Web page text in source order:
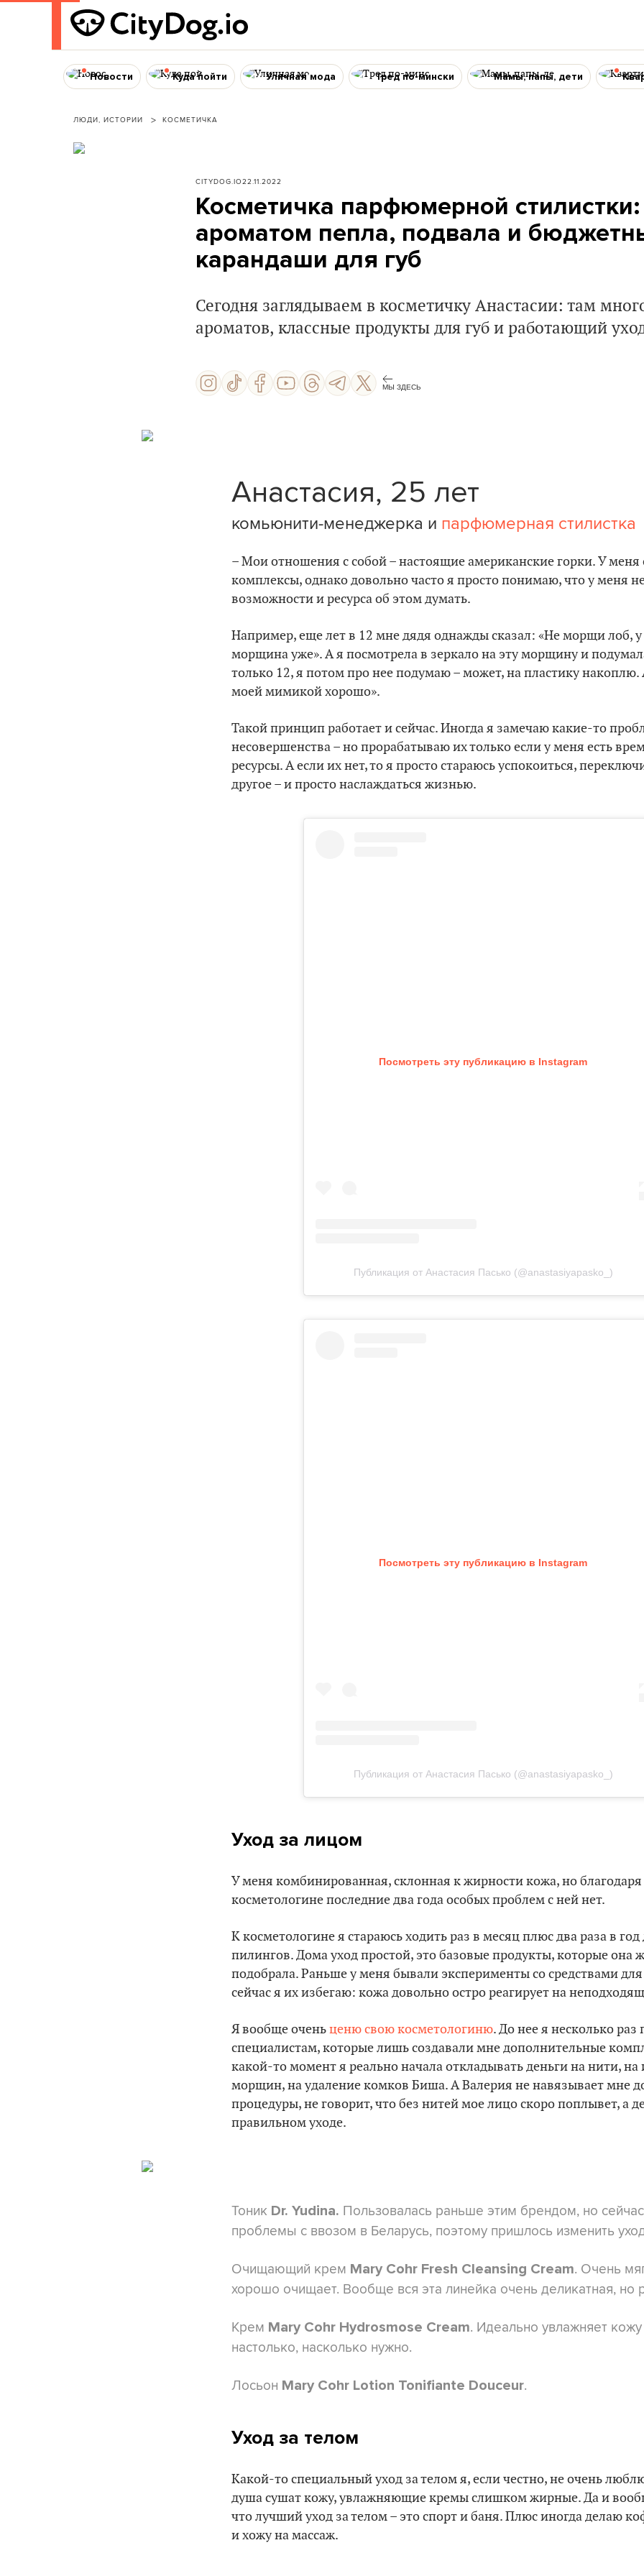
Новости Куда пойти Уличная мода Тред по-мински Мамы, папы, дети
ЛЮДИ, ИСТОРИИ КОСМЕТИЧКА
CITYDOG.IO22.11.2022
Косметичка парфюмерной стилистки:
ароматом пепла, подвала и
карандаши для губ
Сегодня заглядываем в косметичку Анастасии: там
ароматов, классные продукты для губ и работающий
МЫ ЗДЕСЬ
Анастасия, 25 лет
комьюнити-менеджерка и парфюмерная стилистка
– Мои отношения с собой – настоящие американские горки. У меня
комплексы, однако довольно часто я просто понимаю, что у меня
возможности и ресурса об этом думать.
Например, еще лет в 12 мне дядя однажды сказал: «Не морщи лоб, у
морщина уже». А я посмотрела в зеркало на эту морщину и
только 12, я потом про нее подумаю – может, на пластику накоплю.
моей мимикой хорошо».
Такой принцип работает и сейчас. Иногда я замечаю какие-то
несовершенства – но прорабатываю их только если у меня есть
ресурсы. А если их нет, то я просто стараюсь успокоиться,
другое – и просто наслаждаться жизнью.
Посмотреть эту публикацию в Instagram
Публикация от Анастасия Пасько (@anastasiyapasko_)
Посмотреть эту публикацию в Instagram
Публикация от Анастасия Пасько (@anastasiyapasko_)
Уход за лицом
У меня комбинированная, склонная к жирности кожа, но
косметологине последние два года особых проблем с ней нет.
К косметологине я стараюсь ходить раз в месяц плюс два раза в
пилингов. Дома уход простой, это базовые продукты, которые она
подобрала. Раньше у меня бывали эксперименты со средствами
сейчас я их избегаю: кожа довольно остро реагирует на
Я вообще оченьценю свою косметологиню. До нее я несколько раз
специалистам, которые лишь создавали мне дополнительные
какой-то момент я реально начала откладывать деньги на нити, на
морщин, на удаление комков Биша. А Валерия не навязывает мне
процедуры, не говорит, что без нитей мое лицо скоро поплывет, а
правильном уходе.
Тоник Dr. Yudina. Пользовалась раньше этим брендом, но
проблемы с ввозом в Беларусь, поэтому пришлось изменить
Очищающий крем Mary Cohr Fresh Cleansing Cream. Очень
хорошо очищает. Вообще вся эта линейка очень деликатная, но
Крем Mary Cohr Hydrosmose Cream. Идеально увлажняет
настолько, насколько нужно.
Лосьон Mary Cohr Lotion Tonifiante Douceur.
Уход за телом
Какой-то специальный уход за телом я, если честно, не очень
душа сушат кожу, увлажняющие кремы слишком жирные. Да и
что лучший уход за телом – это спорт и баня. Плюс иногда делаю
и хожу на массаж.